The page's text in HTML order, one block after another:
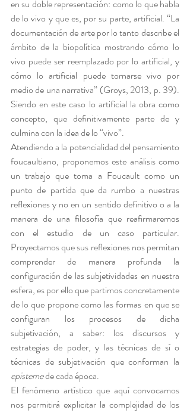
en su doble representación: como lo que habla
de lo vivo y que es, por su parte, artificial. “La
documentación de arte por lo tanto describe el
ámbito de la biopolítica mostrando cómo lo
vivo puede ser reemplazado por lo artificial, y
cómo lo artificial puede tornarse vivo por
medio de una narrativa” (Groys, 2013, p. 39).
Siendo en este caso lo artificial la obra como
concepto, que definitivamente parte de y
culmina con la idea de lo “vivo”.
Atendiendo a la potencialidad del pensamiento
foucaultiano, proponemos este análisis como
un trabajo que toma a Foucault como un
punto de partida que da rumbo a nuestras
reflexiones y no en un sentido definitivo o a la
manera de una filosofía que reafirmaremos
con el estudio de un caso particular.
Proyectamos que sus reflexiones nos permitan
comprender de manera profunda la
configuración de las subjetividades en nuestra
esfera, es por ello que partimos concretamente
de lo que propone como las formas en que se
configuran los procesos de dicha
subjetivación, a saber: los discursos y
estrategias de poder, y las técnicas de sí o
episteme de cada época.
El fenómeno artístico que aquí convocamos
nos permitirá explicitar la complejidad de los